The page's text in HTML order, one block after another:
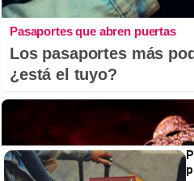
Pasaportes que abren puertas
Los pasaportes más
¿está el tuyo?